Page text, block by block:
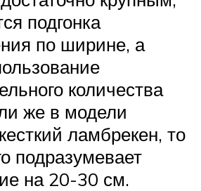
подгонка
по ширине, а
количества
же в модели
ламбрекен, то
подразумевает
на 20-30 см.